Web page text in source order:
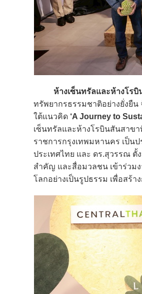
ห้างเซ็นทรัลและห้างโรบิ
ทรัพยากรธรรมชาติอย่างยั่งยืน
ใต้แนวคิด ‘A Journey to
เซ็นทรัลและห้างโรบินสันสาข
ราชการกรุงเทพมหานคร เป็น
ประเทศไทย และ ดร.สุวรรณ
สำคัญ และสื่อมวลชน เข้าร่วม
โลกอย่างเป็นรูปธรรม เพื่อสร้